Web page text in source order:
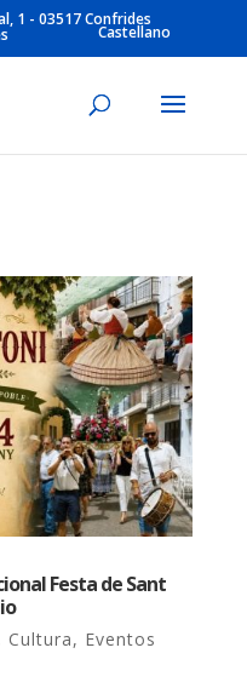
1 - 03517 Confrides
Castellano
Festa de Sant
Cultura, Eventos